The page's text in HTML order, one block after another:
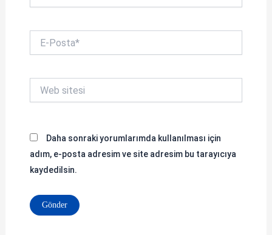
Posta*
sitesi
Daha sonraki yorumlarımda kullanılması için
adım, e-posta adresim ve site adresim bu tarayıcıya
kaydedilsin.